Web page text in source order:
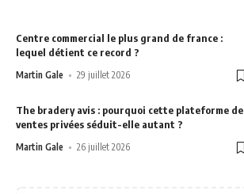
Centre commercial le plus grand de france :
lequel détient ce record ?
Martin Gale 29 juillet 2026
The bradery avis : pourquoi cette plateforme de
ventes privées séduit-elle autant ?
Martin Gale 26 juillet 2026